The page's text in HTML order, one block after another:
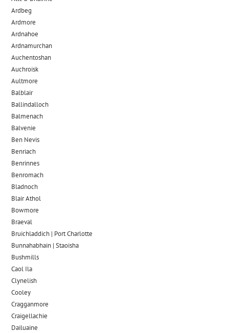
Ardbeg
Ardmore
Ardnahoe
Ardnamurchan
Auchentoshan
Auchroisk
Aultmore
Balblair
Ballindalloch
Balmenach
Balvenie
Ben Nevis
Benriach
Benrinnes
Benromach
Bladnoch
Blair Athol
Bowmore
Braeval
Bruichladdich | Port Charlotte
Bunnahabhain | Staoisha
Bushmills
Caol Ila
Clynelish
Cooley
Cragganmore
Craigellachie
Dailuaine